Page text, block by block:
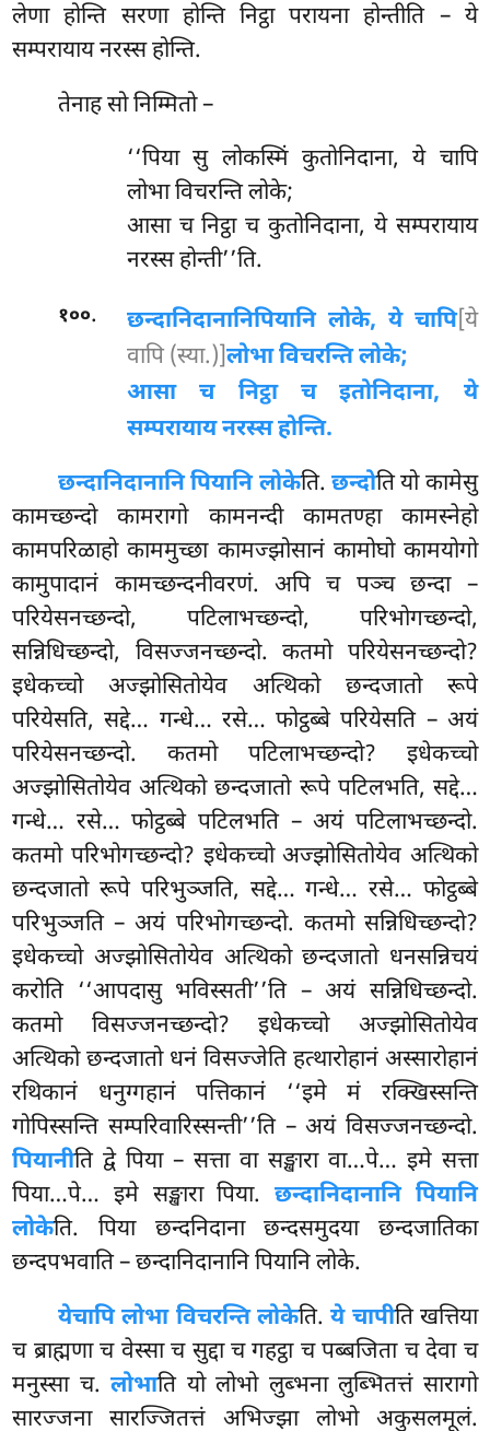
लेणा होन्ति सरणा होन्ति निट्ठा परायना होन्तीति – ये
सम्परायाय नरस्स होन्ति.
तेनाह सो निम्मितो –
‘‘पियासु लोकस्मिं कुतोनिदाना, ये चापि
लोभा विचरन्ति लोके;
आसा च निट्ठा च कुतोनिदाना, ये सम्परायाय
नरस्स होन्ती’’ति.
१००. छन्दानिदानानिपियानि लोके, ये चापि[ये
वापि (स्या.)]लोभा विचरन्ति लोके;
आसा च निट्ठा च इतोनिदाना, ये
सम्परायाय नरस्स होन्ति.
छन्दानिदानानि पियानि लोकेति.छन्दोति यो कामेसु
कामच्छन्दो कामरागो कामनन्दी कामतण्हा कामस्नेहो
कामपरिळाहो काममुच्छा कामज्झोसानं कामोघो कामयोगो
कामुपादानं कामच्छन्दनीवरणं. अपि च पञ्च छन्दा –
परियेसनच्छन्दो, पटिलाभच्छन्दो, परिभोगच्छन्दो,
सन्निधिच्छन्दो, विसज्जनच्छन्दो. कतमो परियेसनच्छन्दो?
इधेकच्चो अज्झोसितोयेव अत्थिको छन्दजातो रूपे
परियेसति, सद्दे… गन्धे… रसे… फोट्ठब्बे परियेसति – अयं
परियेसनच्छन्दो. कतमो पटिलाभच्छन्दो? इधेकच्चो
अज्झोसितोयेव अत्थिको छन्दजातो रूपे पटिलभति, सद्दे…
गन्धे… रसे… फोट्ठब्बे पटिलभति – अयं पटिलाभच्छन्दो.
कतमो परिभोगच्छन्दो? इधेकच्चो अज्झोसितोयेव अत्थिको
छन्दजातो रूपे परिभुञ्जति, सद्दे… गन्धे… रसे… फोट्ठब्बे
परिभुञ्जति – अयं परिभोगच्छन्दो. कतमो सन्निधिच्छन्दो?
इधेकच्चो अज्झोसितोयेव अत्थिको छन्दजातो धनसन्निचयं
करोति ‘‘आपदासु भविस्सती’’ति – अयं सन्निधिच्छन्दो.
कतमो विसज्जनच्छन्दो? इधेकच्चो अज्झोसितोयेव
अत्थिको छन्दजातो धनं विसज्जेति हत्थारोहानं अस्सारोहानं
रथिकानं धनुग्गहानं पत्तिकानं ‘‘इमे मं रक्खिस्सन्ति
गोपिस्सन्ति सम्परिवारिस्सन्ती’’ति – अयं विसज्जनच्छन्दो.
पियानीतिद्वे पिया – सत्ता वा सङ्खारा वा…पे… इमे सत्ता
पिया…पे… इमे सङ्खारा पिया.छन्दानिदानानि पियानि
लोकेति. पिया छन्दनिदाना छन्दसमुदया छन्दजातिका
छन्दपभवाति – छन्दानिदानानि पियानि लोके.
येचापि लोभा विचरन्ति लोकेति.ये चापीति खत्तिया
च ब्राह्मणा च वेस्सा च सुद्दा च गहट्ठा च पब्बजिता च देवा च
मनुस्सा च.लोभाति यो लोभो लुब्भना लुब्भितत्तं सारागो
सारज्जना सारज्जितत्तं अभिज्झा लोभो अकुसलमूलं.